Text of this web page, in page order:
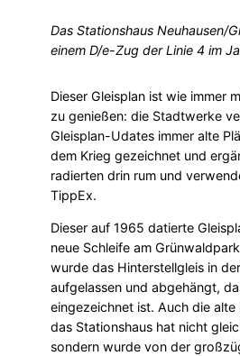
Das Stationshaus Neuhausen/
einem D/e-Zug der Linie 4 im
Dieser Gleisplan ist wie immer
zu genießen: die Stadtwerke
Gleisplan-Udates immer alte
dem Krieg gezeichnet und
radierten drin rum und
TippEx.
Dieser auf 1965 datierte
neue Schleife am
wurde das Hinterstellgleis in
aufgelassen und abgehängt,
eingezeichnet ist. Auch die alte
das Stationshaus hat nicht
sondern wurde von der